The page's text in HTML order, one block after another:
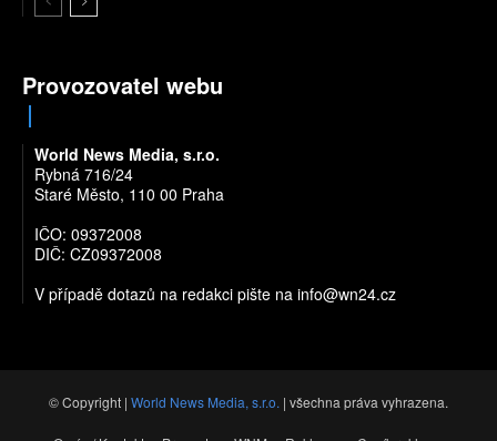
Provozovatel webu
World News Media, s.r.o.
Rybná 716/24
Staré Město, 110 00 Praha
IČO: 09372008
DIČ: CZ09372008
V případě dotazů na redakci pište na info@wn24.cz
© Copyright | World News Media, s.r.o. | všechna práva vyhrazena.